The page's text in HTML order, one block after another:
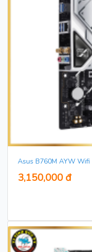
Asus B760M AYW Wifi
3,150,000 đ